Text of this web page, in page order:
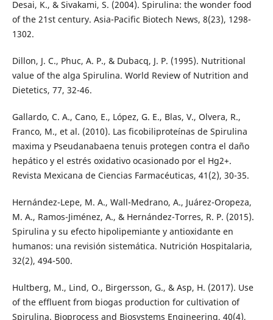
Desai, K., & Sivakami, S. (2004). Spirulina: the wonder food
of the 21st century. Asia-Pacific Biotech News, 8(23), 1298-
1302.
Dillon, J. C., Phuc, A. P., & Dubacq, J. P. (1995). Nutritional
value of the alga Spirulina. World Review of Nutrition and
Dietetics, 77, 32-46.
Gallardo, C. A., Cano, E., López, G. E., Blas, V., Olvera, R.,
Franco, M., et al. (2010). Las ficobiliproteínas de Spirulina
maxima y Pseudanabaena tenuis protegen contra el daño
hepático y el estrés oxidativo ocasionado por el Hg2+.
Revista Mexicana de Ciencias Farmacéuticas, 41(2), 30-35.
Hernández-Lepe, M. A., Wall-Medrano, A., Juárez-Oropeza,
M. A., Ramos-Jiménez, A., & Hernández-Torres, R. P. (2015).
Spirulina y su efecto hipolipemiante y antioxidante en
humanos: una revisión sistemática. Nutrición Hospitalaria,
32(2), 494-500.
Hultberg, M., Lind, O., Birgersson, G., & Asp, H. (2017). Use
of the effluent from biogas production for cultivation of
Spirulina. Bioprocess and Biosystems Engineering, 40(4),